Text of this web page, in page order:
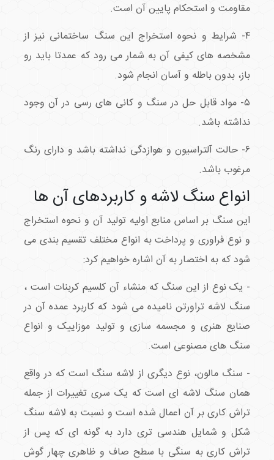
مقاومت و استحکام پایین آن است.
۴- شرایط و نحوه استخراج این سنگ ساختمانی نیز از
مشخصه های کیفی آن به شمار می رود که عمدتا باید رو
باز، بدون باطله و آسان انجام شود.
۵- مواد قابل حل در سنگ و کانی های رسی در آن وجود
نداشته باشد.
۶- حالت آلتراسیون و هوازدگی نداشته باشد و دارای رنگ
مرغوب باشد.
انواع سنگ لاشه و کاربردهای آن ها
این سنگ بر اساس منابع اولیه تولید آن و نحوه استخراج
و نوع فراوری و پرداخت به انواع مختلف تقسیم بندی می
شود که به اختصار به آن اشاره خواهیم کرد:
- یک نوع از این سنگ که منشاء آن کلسیم کربنات است ،
سنگ لاشه تراورتن نامیده می شود که کاربرد عمده آن در
صنایع هنری و مجسمه سازی و تولید موزاییک و انواع
سنگ های مصنوعی است.
- سنگ مالون، نوع دیگری از لاشه سنگ است که در واقع
همان سنگ لاشه ای است که یک سری تغییرات از جمله
تراش کاری بر آن اعمال شده است و نسبت به لاشه سنگ
شکل و شمایل هندسی تری دارد به گونه ای که پس از
تراش کاری به سنگی با سطح صاف و ظاهری چهار گوش